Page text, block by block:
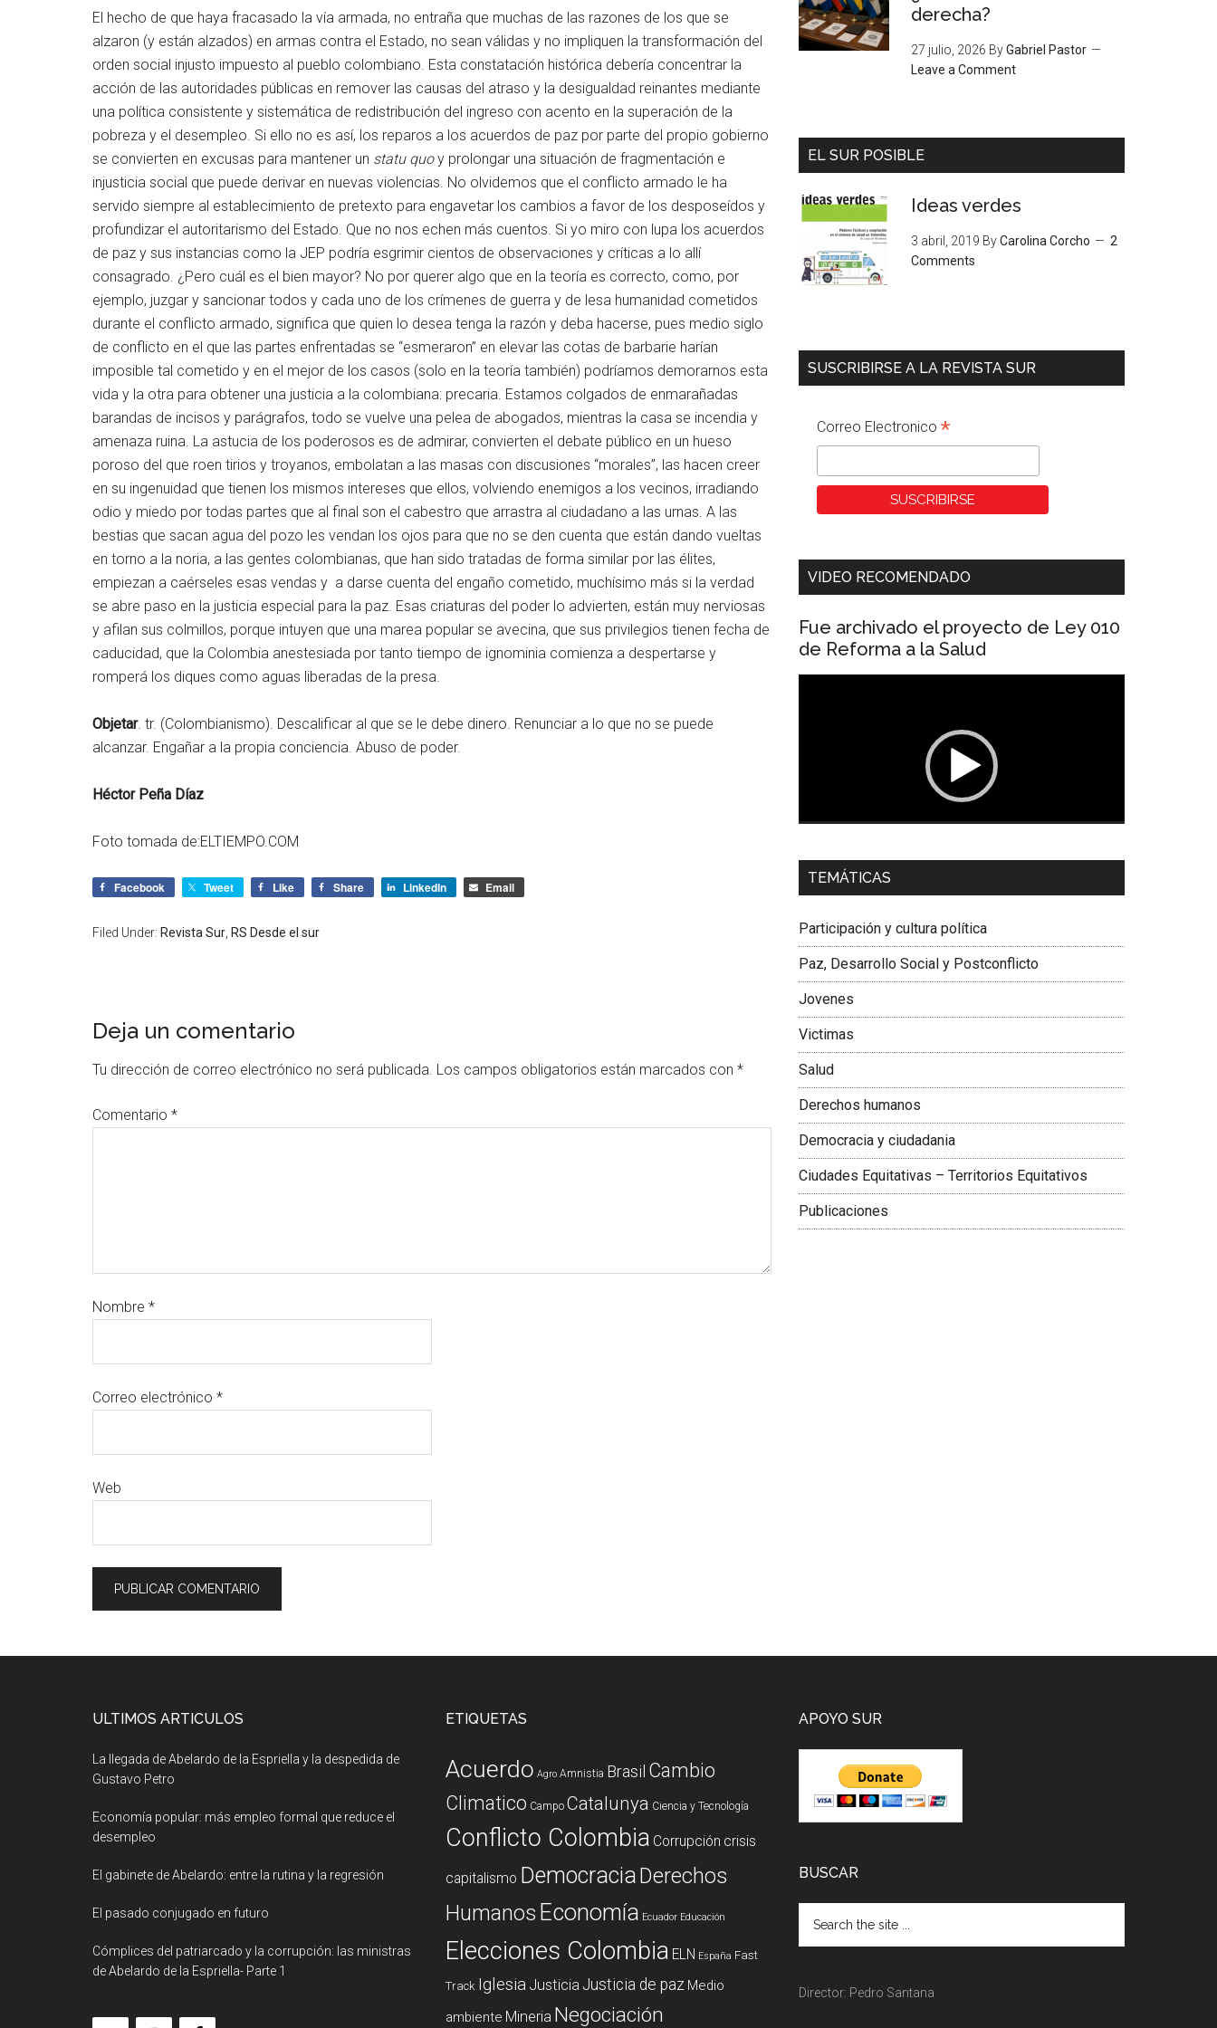
El hecho de que haya fracasado la vía armada, no entraña que muchas de las razones de los que se
alzaron (y están alzados) en armas contra el Estado, no sean válidas y no impliquen la transformación del
orden social injusto impuesto al pueblo colombiano. Esta constatación histórica debería concentrar la
acción de las autoridades públicas en remover las causas del atraso y la desigualdad reinantes mediante
una política consistente y sistemática de redistribución del ingreso con acento en la superación de la
pobreza y el desempleo. Si ello no es así, los reparos a los acuerdos de paz por parte del propio gobierno
se convierten en excusas para mantener un statu quoy prolongar una situación de fragmentación e
injusticia social que puede derivar en nuevas violencias. No olvidemos que el conflicto armado le ha
servido siempre al establecimiento de pretexto para engavetar los cambios a favor de los desposeídos y
profundizar el autoritarismo del Estado. Que no nos echen más cuentos. Si yo miro con lupa los acuerdos
de paz y sus instancias como la JEP podría esgrimir cientos de observaciones y críticas a lo allí
consagrado. ¿Pero cuál es el bien mayor? No por querer algo que en la teoría es correcto, como, por
ejemplo, juzgar y sancionar todos y cada uno de los crímenes de guerra y de lesa humanidad cometidos
durante el conflicto armado, significa que quien lo desea tenga la razón y deba hacerse, pues medio siglo
de conflicto en el que las partes enfrentadas se “esmeraron” en elevar las cotas de barbarie harían
imposible tal cometido y en el mejor de los casos (solo en la teoría también) podríamos demorarnos esta
vida y la otra para obtener una justicia a la colombiana: precaria. Estamos colgados de enmarañadas
barandas de incisos y parágrafos, todo se vuelve una pelea de abogados, mientras la casa se incendia y
amenaza ruina. La astucia de los poderosos es de admirar, convierten el debate público en un hueso
poroso del que roen tirios y troyanos, embolatan a las masas con discusiones “morales”, las hacen creer
en su ingenuidad que tienen los mismos intereses que ellos, volviendo enemigos a los vecinos, irradiando
odio y miedo por todas partes que al final son el cabestro que arrastra al ciudadano a las urnas. A las
bestias que sacan agua del pozo les vendan los ojos para que no se den cuenta que están dando vueltas
en torno a la noria, a las gentes colombianas, que han sido tratadas de forma similar por las élites,
empiezan a caérseles esas vendas y a darse cuenta del engaño cometido, muchísimo más si la verdad
se abre paso en la justicia especial para la paz. Esas criaturas del poder lo advierten, están muy nerviosas
y afilan sus colmillos, porque intuyen que una marea popular se avecina, que sus privilegios tienen fecha de
caducidad, que la Colombia anestesiada por tanto tiempo de ignominia comienza a despertarse y
romperá los diques como aguas liberadas de la presa.
Objetar. tr. (Colombianismo). Descalificar al que se le debe dinero. Renunciar a lo que no se puede
alcanzar. Engañar a la propia conciencia. Abuso de poder.
Héctor Peña Díaz
Foto tomada de:ELTIEMPO.COM
Facebook Tweet Like Share LinkedIn Email
Filed Under: Revista Sur RS Desde el sur
Deja un comentario
Tu dirección de correo electrónico no será publicada. Los campos obligatorios están marcados con *
Comentario *
Nombre *
Correo electrónico *
Web
derecha?
27 julio, 2026 ByGabriel Pastor
Leave a Comment
EL SUR POSIBLE
Ideas verdes
3 abril, 2019 ByCarolina Corcho
2
Comments
SUSCRIBIRSE A LA REVISTA SUR
Correo Electronico *
VIDEO RECOMENDADO
Fue archivado el proyecto de Ley 010
de Reforma a la Salud
Dra. Carolina Corcho Mejía,
Latinoamericana Sur, Vicepresidenta Federación
TEMÁTICAS
Participación y cultura política
Paz, Desarrollo Social y Postconflicto
Jovenes
Victimas
Salud
Derechos humanos
Democracia y ciudadania
Ciudades Equitativas – Territorios Equitativos
Publicaciones
ULTIMOS ARTICULOS
La llegada de Abelardo de la Espriella y la despedida de
Gustavo Petro
Economía popular: más empleo formal que reduce el
desempleo
El gabinete de Abelardo: entre la rutina y la regresión
El pasado conjugado en futuro
Cómplices del patriarcado y la corrupción: las ministras
de Abelardo de la Espriella- Parte 1
ETIQUETAS
Acuerdo Agro Amnistia Brasil Cambio
Climatico Campo Catalunya Ciencia y Tecnología
Conflicto Colombia Corrupción crisis
capitalismo DemocraciaDerechos
Humanos Economía Ecuador Educación
Elecciones Colombia ELN España Fast
Track Iglesia Justicia Justicia de paz Medio
ambiente Mineria Negociación
APOYO SUR
BUSCAR
Director: Pedro Santana